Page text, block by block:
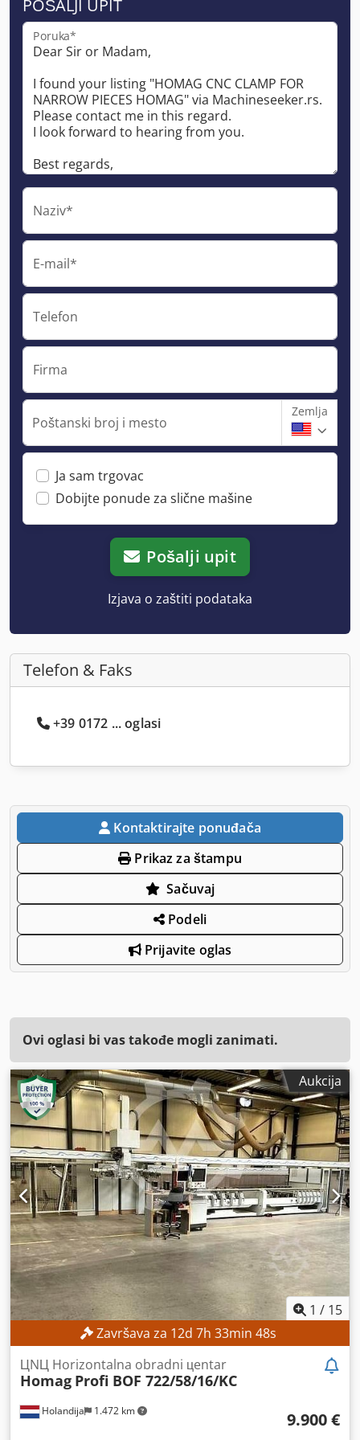
POŠALJI UPIT
Poruka*
Naziv*
E-mail*
Telefon
Firma
Poštanski broj i mesto
Zemlja
Ja sam trgovac
Dobijte ponude za slične mašine
Pošalji upit
Izjava o zaštiti podataka
Telefon & Faks
+39 0172 ... oglasi
Kontaktirajte ponuđača
Prikaz za štampu
Sačuvaj
Podeli
Prijavite oglas
Ovi oglasi bi vas takođe mogli zanimati.
Aukcija
1 / 15
Završava za 12d 7h 33min 47s
Holandija 1.472 km
ЦNЦ Horizontalna obradni цentar
Homag Profi BOF 722/58/16/KC
9.900 €